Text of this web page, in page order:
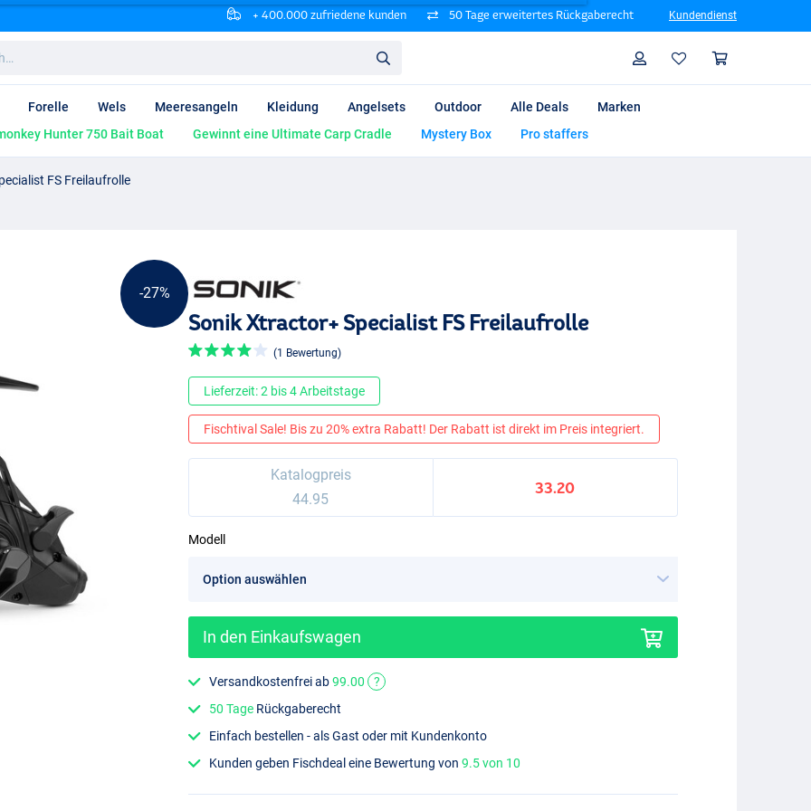
+ 400.000 zufriedene kunden 50 Tage erweitertes Rückgaberecht Kundendienst
Profil
Forelle Wels Meeresangeln Kleidung Angelsets Outdoor Alle Deals
Marken
Hunter 750 Bait Boat
Gewinnt eine Ultimate Carp Cradle Mystery Box Pro staffers
FS Freilaufrolle
-27%
Sonik Xtractor+ Specialist FS Freilaufrolle
(1 Bewertung)
Lieferzeit: 2 bis 4 Arbeitstage
Fischtival Sale! Bis zu 20% extra Rabatt! Der Rabatt ist direkt im Preis integriert.
Katalogpreis
44.95
33.20
Modell
In den Einkaufswagen
Versandkostenfrei ab99.00
?
50 Tage Rückgaberecht
Einfach bestellen - als Gast oder mit Kundenkonto
Kunden geben Fischdeal eine Bewertung von9.5 von 10